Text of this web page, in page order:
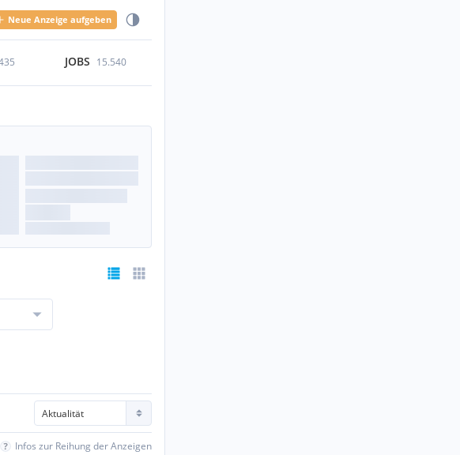
Neue Anzeige aufgeben
JOBS 15.540
Infos zur Reihung der Anzeigen